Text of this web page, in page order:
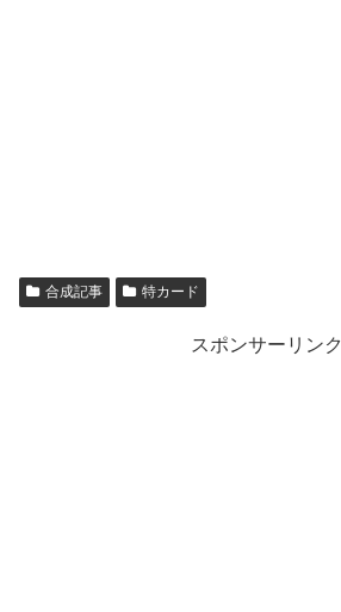
合成記事 特カード
スポンサーリンク